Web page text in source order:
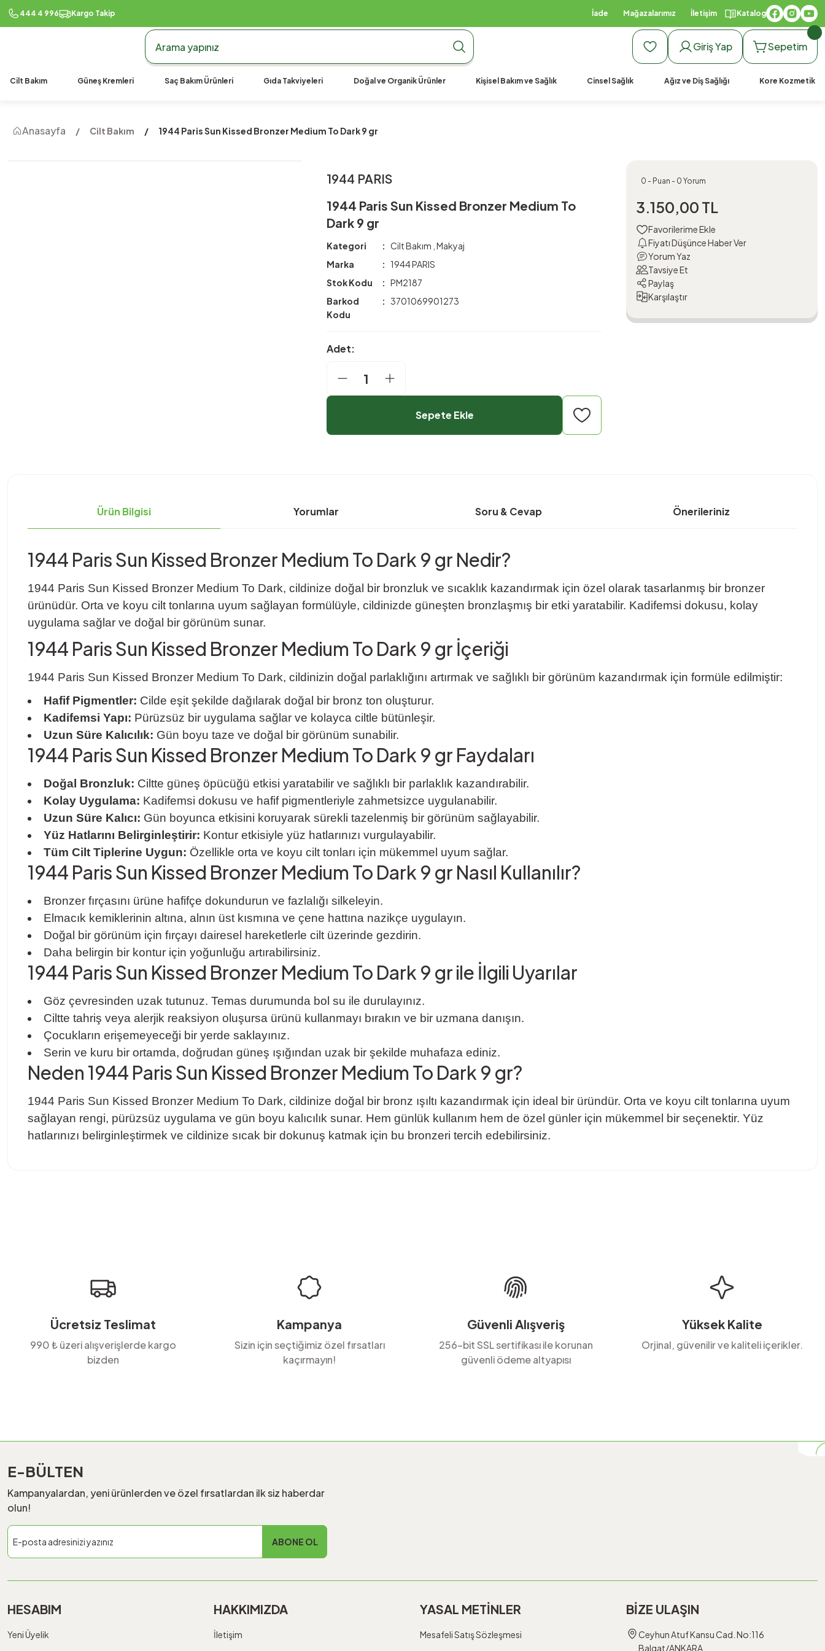
444 4 996 Kargo Takip
990 TL Üzeri Ücretsiz Kargo990 TL Üzeri Ücretsiz Kargo
İade Mağazalarımız İletişim Katalog
Giriş Yap Sepetim
Cilt Bakım Güneş Kremleri Saç Bakım Ürünleri Gıda Takviyeleri Doğal ve Organik Ürünler Kişisel Bakım ve Sağlık Cinsel Sağlık Ağız ve Diş Sağlığı Kore Kozmetik
Anasayfa Cilt Bakım 1944 Paris Sun Kissed Bronzer Medium To Dark 9 gr
1944 PARIS
1944 Paris Sun Kissed Bronzer Medium To
Dark 9 gr
Kategori Cilt Bakım Makyaj
Marka
1944 PARIS
Stok Kodu
PM2187
Barkod
Kodu
3701069901273
Adet:
Sepete Ekle
0 - Puan - 0 Yorum
3.150,00 TL
Fiyatı Düşünce Haber Ver
Yorum Yaz
Tavsiye Et
Paylaş
Karşılaştır
Ürün Bilgisi Yorumlar Soru & Cevap Önerileriniz
1944 Paris Sun Kissed Bronzer Medium To Dark 9 gr Nedir?
1944 Paris Sun Kissed Bronzer Medium To Dark, cildinize doğal bir bronzluk ve sıcaklık kazandırmak için özel olarak tasarlanmış bir bronzer
ürünüdür. Orta ve koyu cilt tonlarına uyum sağlayan formülüyle, cildinizde güneşten bronzlaşmış bir etki yaratabilir. Kadifemsi dokusu, kolay
uygulama sağlar ve doğal bir görünüm sunar.
1944 Paris Sun Kissed Bronzer Medium To Dark 9 gr İçeriği
1944 Paris Sun Kissed Bronzer Medium To Dark, cildinizin doğal parlaklığını artırmak ve sağlıklı bir görünüm kazandırmak için formüle edilmiştir:
Hafif Pigmentler: Cilde eşit şekilde dağılarak doğal bir bronz ton oluşturur.
Kadifemsi Yapı: Pürüzsüz bir uygulama sağlar ve kolayca ciltle bütünleşir.
Uzun Süre Kalıcılık: Gün boyu taze ve doğal bir görünüm sunabilir.
1944 Paris Sun Kissed Bronzer Medium To Dark 9 gr Faydaları
Doğal Bronzluk: Ciltte güneş öpücüğü etkisi yaratabilir ve sağlıklı bir parlaklık kazandırabilir.
Kolay Uygulama: Kadifemsi dokusu ve hafif pigmentleriyle zahmetsizce uygulanabilir.
Uzun Süre Kalıcı: Gün boyunca etkisini koruyarak sürekli tazelenmiş bir görünüm sağlayabilir.
Yüz Hatlarını Belirginleştirir: Kontur etkisiyle yüz hatlarınızı vurgulayabilir.
Tüm Cilt Tiplerine Uygun: Özellikle orta ve koyu cilt tonları için mükemmel uyum sağlar.
1944 Paris Sun Kissed Bronzer Medium To Dark 9 gr Nasıl Kullanılır?
Bronzer fırçasını ürüne hafifçe dokundurun ve fazlalığı silkeleyin.
Elmacık kemiklerinin altına, alnın üst kısmına ve çene hattına nazikçe uygulayın.
Doğal bir görünüm için fırçayı dairesel hareketlerle cilt üzerinde gezdirin.
Daha belirgin bir kontur için yoğunluğu artırabilirsiniz.
1944 Paris Sun Kissed Bronzer Medium To Dark 9 gr ile İlgili Uyarılar
Göz çevresinden uzak tutunuz. Temas durumunda bol su ile durulayınız.
Ciltte tahriş veya alerjik reaksiyon oluşursa ürünü kullanmayı bırakın ve bir uzmana danışın.
Çocukların erişemeyeceği bir yerde saklayınız.
Serin ve kuru bir ortamda, doğrudan güneş ışığından uzak bir şekilde muhafaza ediniz.
Neden 1944 Paris Sun Kissed Bronzer Medium To Dark 9 gr?
1944 Paris Sun Kissed Bronzer Medium To Dark, cildinize doğal bir bronz ışıltı kazandırmak için ideal bir üründür. Orta ve koyu cilt tonlarına uyum
sağlayan rengi, pürüzsüz uygulama ve gün boyu kalıcılık sunar. Hem günlük kullanım hem de özel günler için mükemmel bir seçenektir. Yüz
hatlarınızı belirginleştirmek ve cildinize sıcak bir dokunuş katmak için bu bronzeri tercih edebilirsiniz.
Bu ürüne benzer farklı alternatifler olmalı.
Ücretsiz Teslimat
990 ₺ üzeri alışverişlerde kargo
bizden
Kampanya
Sizin için seçtiğimiz özel fırsatları
kaçırmayın!
Güvenli Alışveriş
256-bit SSL sertifikası ile korunan
güvenli ödeme altyapısı
Yüksek Kalite
Orjinal, güvenilir ve kaliteli içerikler.
E-BÜLTEN
Kampanyalardan, yeni ürünlerden ve özel fırsatlardan ilk siz haberdar
olun!
ABONE OL
HESABIM
Yeni Üyelik
HAKKIMIZDA
İletişim
YASAL METİNLER
Mesafeli Satış Sözleşmesi
BİZE ULAŞIN
Ceyhun Atuf Kansu Cad. No:116
Balgat/ANKARA